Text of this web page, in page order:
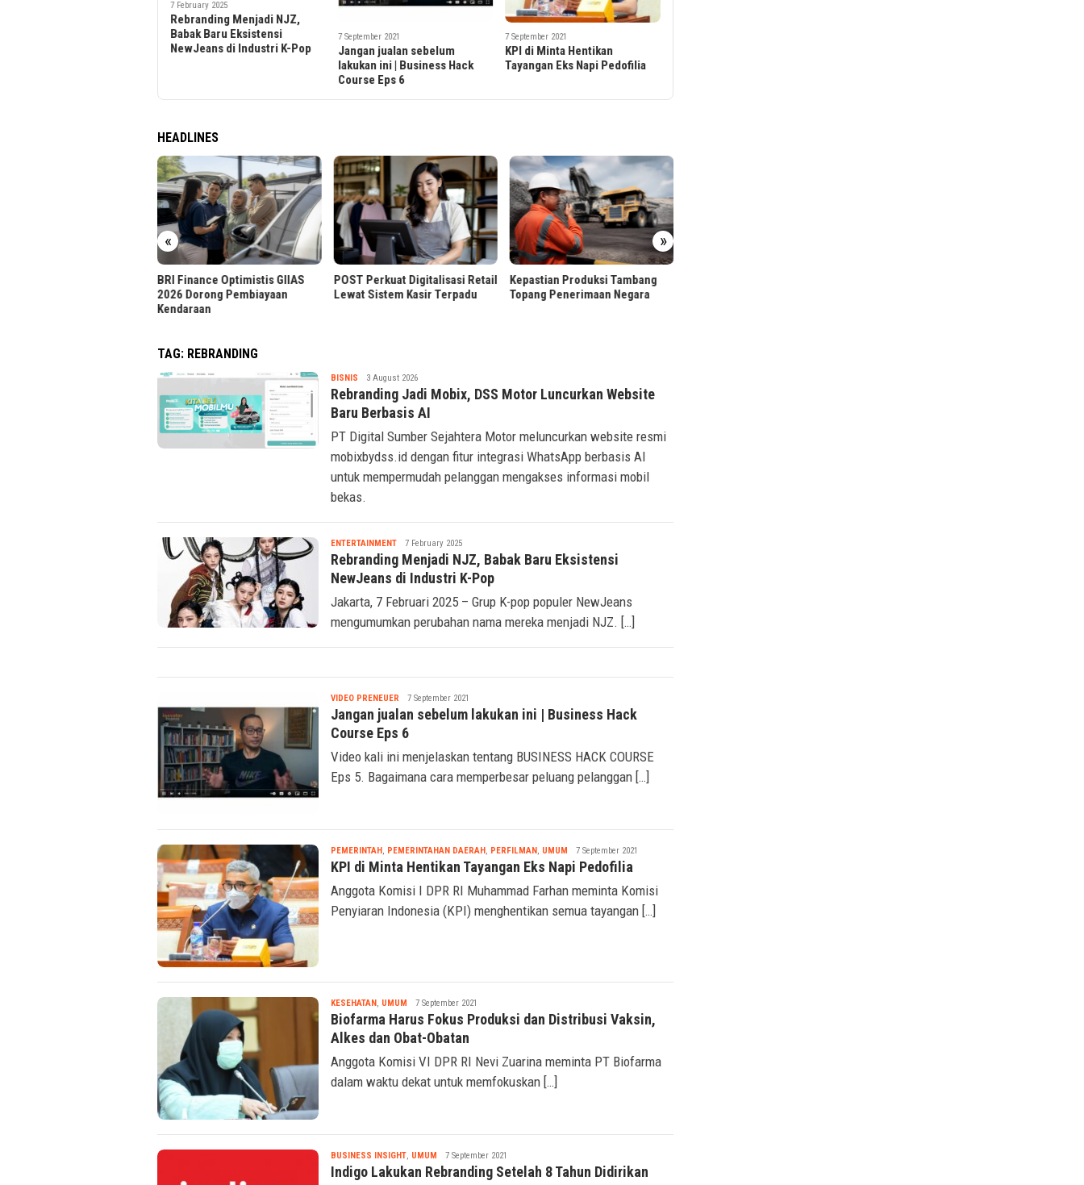
Rebranding Menjadi NJZ,
NewJeans di Industri K-Pop
7 September 2021
Jangan jualan sebelum
lakukan ini | Business Hack
7 September 2021
KPI di Minta Hentikan
Tayangan Eks Napi Pedofilia
7 September 2021
Biofarma Harus Fokus
Produksi dan Distribusi
« »
BRI Finance Optimistis GIIAS
POST Perkuat Digitalisasi Retail
Lewat Sistem Kasir Terpadu
Kepastian Produksi Tambang
ezSign Tawarkan Layanan
Lengkap Tanda Tangan Digital
TAG:
BISNISTsaqif
Ridwan
3 August 2026
Rebranding Jadi Mobix, DSS Motor Luncurkan Website
Baru Berbasis AI
PT Digital Sumber Sejahtera Motor meluncurkan website resmi
mobixbydss.id dengan fitur integrasi WhatsApp berbasis AI
untuk mempermudah pelanggan mengakses informasi mobil
ENTERTAINMENTTsaqif
Ridwan
7 February 2025
Rebranding Menjadi NJZ, Babak Baru Eksistensi
NewJeans di Industri K-Pop
Jakarta, 7 Februari 2025 – Grup K-pop populer NewJeans
VIDEO PRENEUER Nabila
7 September 2021
Jangan jualan sebelum lakukan ini | Business Hack
Course Eps 6
Video kali ini menjelaskan tentang BUSINESS HACK COURSE
PEMERINTAH,PEMERINTAHAN DAERAH,PERFILMAN,UMUMNabila7 September 2021
KPI di Minta Hentikan Tayangan Eks Napi Pedofilia
Anggota Komisi I DPR RI Muhammad Farhan meminta Komisi
KESEHATAN,UMUMNabila
7 September 2021
Biofarma Harus Fokus Produksi dan Distribusi Vaksin,
Alkes dan Obat-Obatan
Anggota Komisi VI DPR RI Nevi Zuarina meminta PT Biofarma
BUSINESS INSIGHT,UMUMNabila
7 September 2021